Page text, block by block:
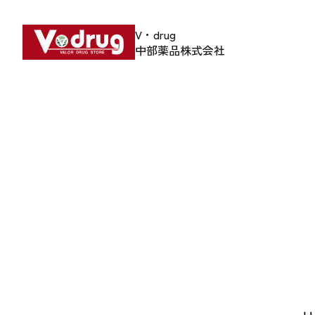
V・drug
中部薬品株式会社